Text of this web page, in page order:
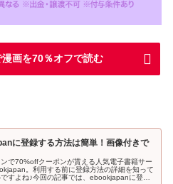
画を70％オフで読む
に登録する方法は簡単！画像付きで
で70%offクーポンが貰える人気電子書籍サー
。利用する前に登録方法の詳細を知って
すよね♪今回の記事では、ebookjapanに登録